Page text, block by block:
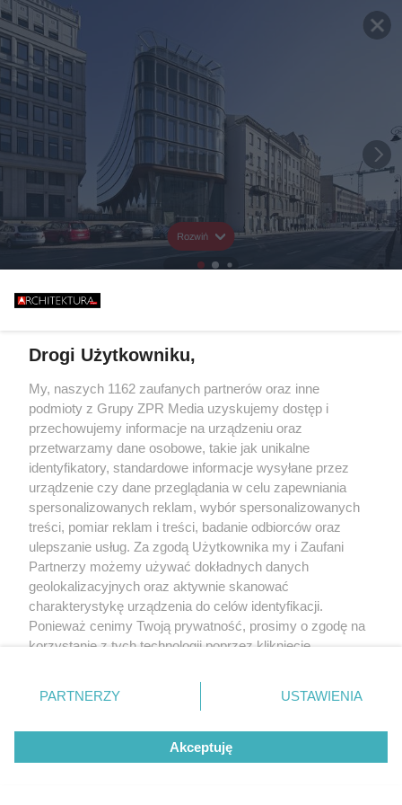
Rozwiń
Drogi Użytkowniku,
My, naszych 1162 zaufanych partnerów oraz inne
podmioty z Grupy ZPR Media uzyskujemy dostęp i
przechowujemy informacje na urządzeniu oraz
przetwarzamy dane osobowe, takie jak unikalne
identyfikatory, standardowe informacje wysyłane przez
urządzenie czy dane przeglądania w celu zapewniania
spersonalizowanych reklam, wybór spersonalizowanych
treści, pomiar reklam i treści, badanie odbiorców oraz
ulepszanie usług. Za zgodą Użytkownika my i Zaufani
Partnerzy możemy używać dokładnych danych
geolokalizacyjnych oraz aktywnie skanować
charakterystykę urządzenia do celów identyfikacji.
Ponieważ cenimy Twoją prywatność, prosimy o zgodę na
korzystanie z tych technologii poprzez kliknięcie
zmienić/wycofać klikając przycisk ustawień prywatności
znajdujący się w lewym dolnym rogu strony
rodzaje przetwarzania danych nie wymagają zgody
użytkownika, ale masz prawo sprzeciwić się takiemu
przetwarzaniu. Preferencje będą miały zastosowanie tylko
PARTNERZY USTAWIENIA
Akceptuję